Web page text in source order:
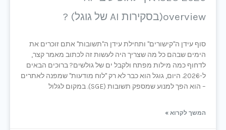
overview(בסקירות AI של גוגל) ?
סוף עידן ה"קישורים" ותחילת עידן ה"תשובות" אתם זוכרים את
הימים שבהם כל מה שצריך היה לעשות זה לכתוב מאמר קצר,
לדחוף כמה מילות מפתח ולקבל ים של גולשים? ברוכים הבאים
ל-2026. היום, גוגל הוא כבר לא רק "לוח מודעות" שמפנה לאתרים
– הוא הפך למנוע שמספק תשובות (SGE). במקום לגלול
המשך לקרוא »